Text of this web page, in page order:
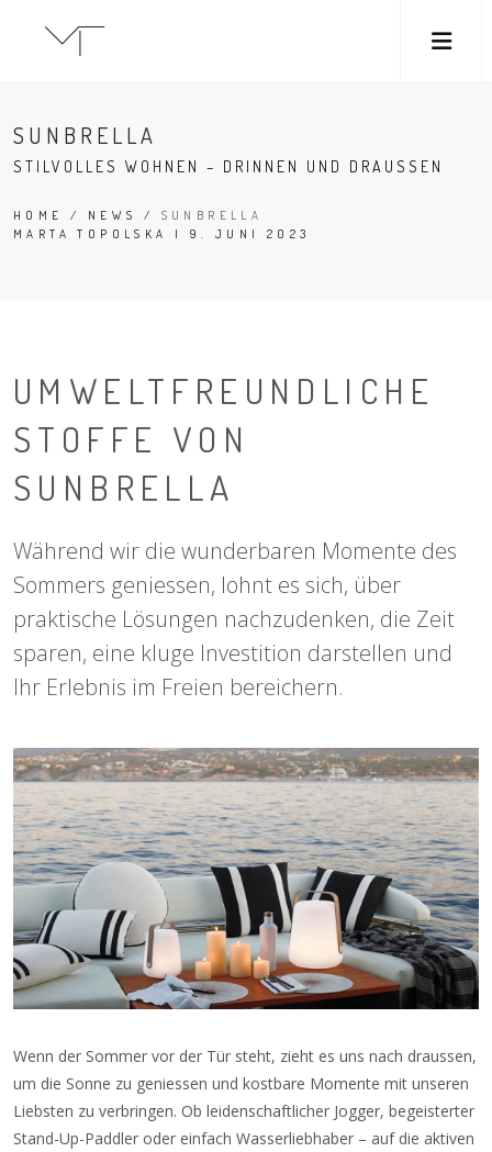
SUNBRELLA
STILVOLLES WOHNEN – DRINNEN UND DRAUSSEN
HOME / NEWS / SUNBRELLA
MARTA TOPOLSKA | 9. JUNI 2023
UMWELTFREUNDLICHE
STOFFE VON
SUNBRELLA
Während wir die wunderbaren Momente des
Sommers geniessen, lohnt es sich, über
praktische Lösungen nachzudenken, die Zeit
sparen, eine kluge Investition darstellen und
Ihr Erlebnis im Freien bereichern.
Wenn der Sommer vor der Tür steht, zieht es uns nach draussen,
um die Sonne zu geniessen und kostbare Momente mit unseren
Liebsten zu verbringen. Ob leidenschaftlicher Jogger, begeisterter
Stand-Up-Paddler oder einfach Wasserliebhaber – auf die aktiven